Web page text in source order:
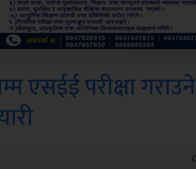
एसईई परीक्षा गराउने